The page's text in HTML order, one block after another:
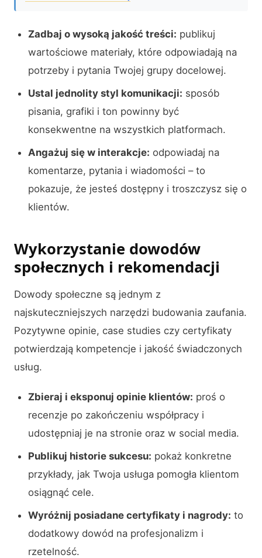
Zadbaj o wysoką jakość treści: publikuj
wartościowe materiały, które odpowiadają na
potrzeby i pytania Twojej grupy docelowej.
Ustal jednolity styl komunikacji: sposób
pisania, grafiki i ton powinny być
konsekwentne na wszystkich platformach.
Angażuj się w interakcje: odpowiadaj na
komentarze, pytania i wiadomości – to
pokazuje, że jesteś dostępny i troszczysz się o
klientów.
Wykorzystanie dowodów
społecznych i rekomendacji
Dowody społeczne są jednym z
najskuteczniejszych narzędzi budowania zaufania.
Pozytywne opinie, case studies czy certyfikaty
potwierdzają kompetencje i jakość świadczonych
usług.
Zbieraj i eksponuj opinie klientów: proś o
recenzje po zakończeniu współpracy i
udostępniaj je na stronie oraz w social media.
Publikuj historie sukcesu: pokaż konkretne
przykłady, jak Twoja usługa pomogła klientom
osiągnąć cele.
Wyróżnij posiadane certyfikaty i nagrody: to
dodatkowy dowód na profesjonalizm i
rzetelność.